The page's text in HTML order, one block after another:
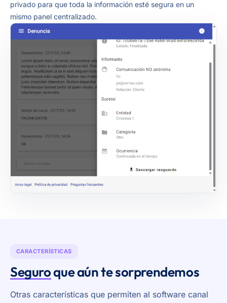
privado para que toda la información esté segura en un
mismo panel centralizado.
CARACTERÍSTICAS
Seguroque aún te sorprendemos
Otras características que permiten al software canal